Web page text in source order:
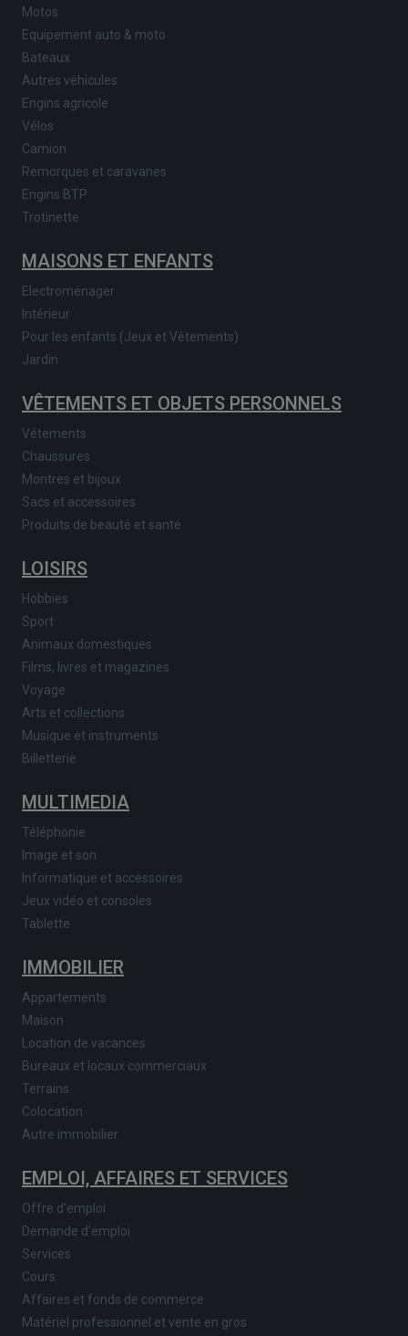
Motos
Equipement auto & moto
Bateaux
Autres véhicules
Engins agricole
Vélos
Camion
Remorques et caravanes
Engins BTP
Trotinette
MAISONS ET ENFANTS
Electroménager
Intérieur
Pour les enfants (Jeux et Vêtements)
Jardin
VÊTEMENTS ET OBJETS PERSONNELS
Vêtements
Chaussures
Montres et bijoux
Sacs et accessoires
Produits de beauté et santé
LOISIRS
Hobbies
Sport
Animaux domestiques
Films, livres et magazines
Voyage
Arts et collections
Musique et instruments
Billetterie
MULTIMEDIA
Téléphonie
Image et son
Informatique et accessoires
Jeux vidéo et consoles
Tablette
IMMOBILIER
Appartements
Maison
Location de vacances
Bureaux et locaux commerciaux
Terrains
Colocation
Autre immobilier
EMPLOI, AFFAIRES ET SERVICES
Offre d'emploi
Demande d'emploi
Services
Cours
Affaires et fonds de commerce
Matériel professionnel et vente en gros